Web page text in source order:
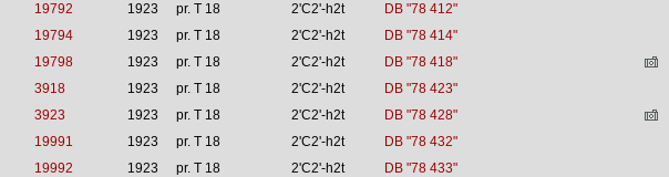
19792 1923 pr. T 18 2'C2'-h2t
DB "78 412"
19794 1923 pr. T 18 2'C2'-h2t
DB "78 414"
19798 1923 pr. T 18 2'C2'-h2t
DB "78 418"
3918 1923 pr. T 18 2'C2'-h2t
DB "78 423"
3923 1923 pr. T 18 2'C2'-h2t
DB "78 428"
19991 1923 pr. T 18 2'C2'-h2t
DB "78 432"
19992 1923 pr. T 18 2'C2'-h2t
DB "78 433"